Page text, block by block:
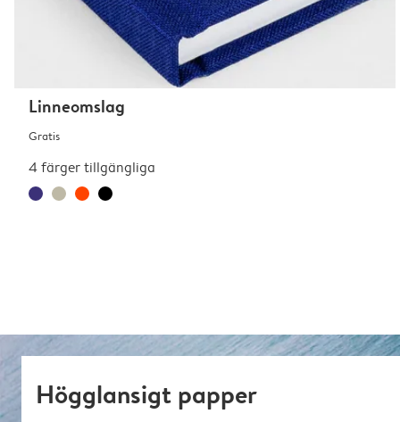
Linneomslag
Gratis
4 färger tillgängliga
Högglansigt papper